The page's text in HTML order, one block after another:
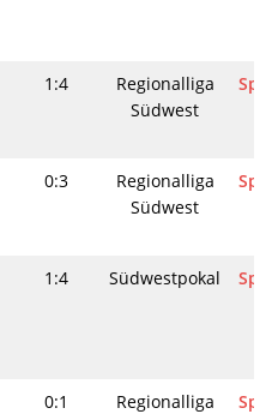
1:4
Regionalliga
Südwest
0:3
Regionalliga
Südwest
1:4 Südwestpokal
0:1
Regionalliga